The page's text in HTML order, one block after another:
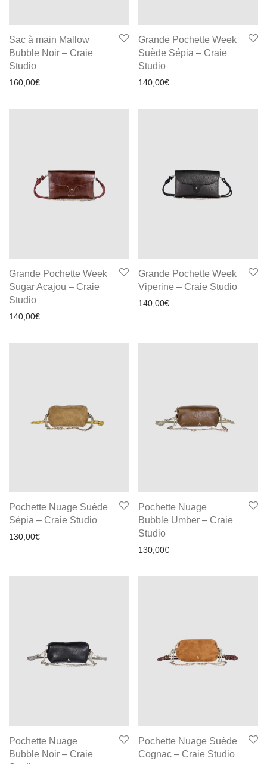
Sac à main Mallow
Bubble Noir – Craie
Studio
160,00€
Grande Pochette Week
Suède Sépia – Craie
Studio
140,00€
Grande Pochette Week
Sugar Acajou – Craie
Studio
140,00€
Grande Pochette Week
Viperine – Craie Studio
140,00€
Pochette Nuage Suède
Sépia – Craie Studio
130,00€
Pochette Nuage
Bubble Umber – Craie
Studio
130,00€
Pochette Nuage
Bubble Noir – Craie
Pochette Nuage Suède
Cognac – Craie Studio